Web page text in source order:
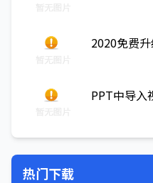
2020免费
PPT中导入
热门下载